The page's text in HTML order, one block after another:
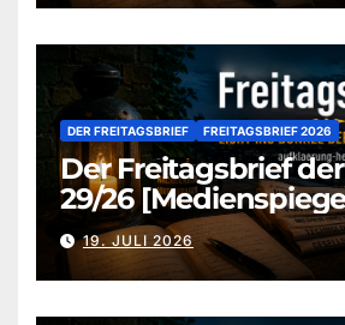
DER FREITAGSBRIEF FREITAGSBRIEF 2026
Der Freitagsbrief
29/26
aufklaerung-
19. JULI 2026